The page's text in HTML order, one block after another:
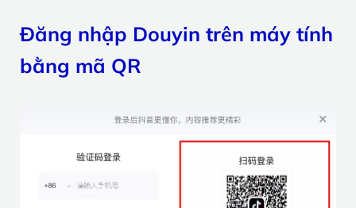
Đăng nhập Douyin trên máy tính
bằng mã QR